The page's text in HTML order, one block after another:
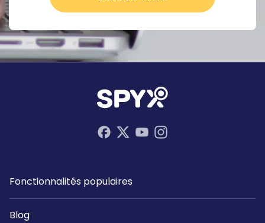
Fonctionnalités populaires
Blog